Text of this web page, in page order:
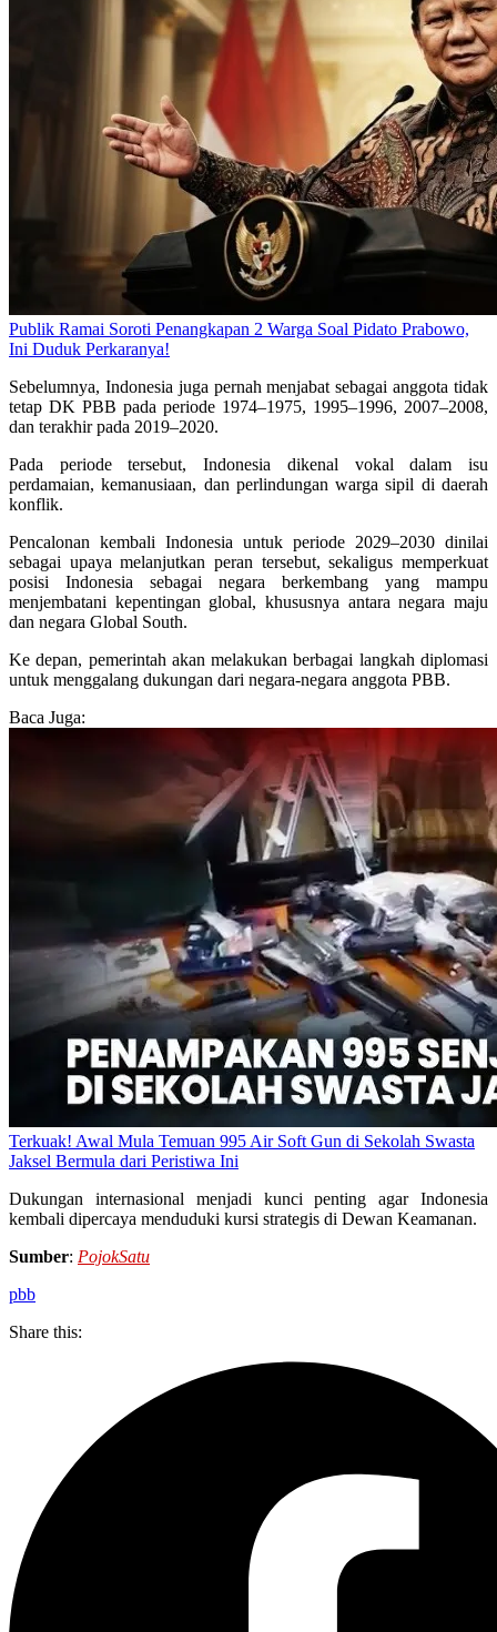
Publik Ramai Soroti Penangkapan 2 Warga Soal Pidato Prabowo,
Ini Duduk Perkaranya!
Sebelumnya, Indonesia juga pernah menjabat sebagai anggota tidak
tetap DK PBB pada periode 1974–1975, 1995–1996, 2007–2008,
dan terakhir pada 2019–2020.
Pada periode tersebut, Indonesia dikenal vokal dalam isu
perdamaian, kemanusiaan, dan perlindungan warga sipil di daerah
konflik.
Pencalonan kembali Indonesia untuk periode 2029–2030 dinilai
sebagai upaya melanjutkan peran tersebut, sekaligus memperkuat
posisi Indonesia sebagai negara berkembang yang mampu
menjembatani kepentingan global, khususnya antara negara maju
dan negara Global South.
Ke depan, pemerintah akan melakukan berbagai langkah diplomasi
untuk menggalang dukungan dari negara-negara anggota PBB.
Baca Juga:
Terkuak! Awal Mula Temuan 995 Air Soft Gun di Sekolah Swasta
Jaksel Bermula dari Peristiwa Ini
Dukungan internasional menjadi kunci penting agar Indonesia
kembali dipercaya menduduki kursi strategis di Dewan Keamanan.
Sumber: PojokSatu
pbb
Share this: